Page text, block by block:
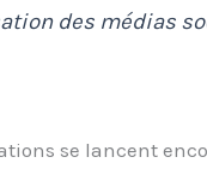
des médias
se lancent